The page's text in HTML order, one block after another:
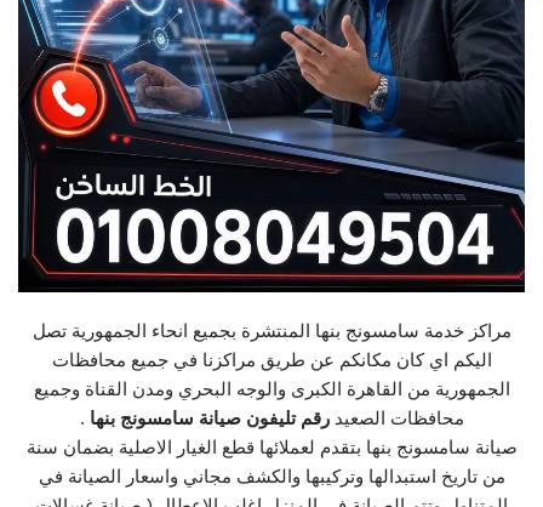
مراكز خدمة سامسونج بنها المنتشرة بجميع انحاء الجمهورية تصل
اليكم اي كان مكانكم عن طريق مراكزنا في جميع محافظات
الجمهورية من القاهرة الكبرى والوجه البحري ومدن القناة وجميع
محافظات الصعيد رقم تليفون صيانة سامسونج بنها .
صيانة سامسونج بنها بتقدم لعملائها قطع الغيار الاصلية بضمان سنة
من تاريخ استبدالها وتركيبها والكشف مجاني واسعار الصيانة في